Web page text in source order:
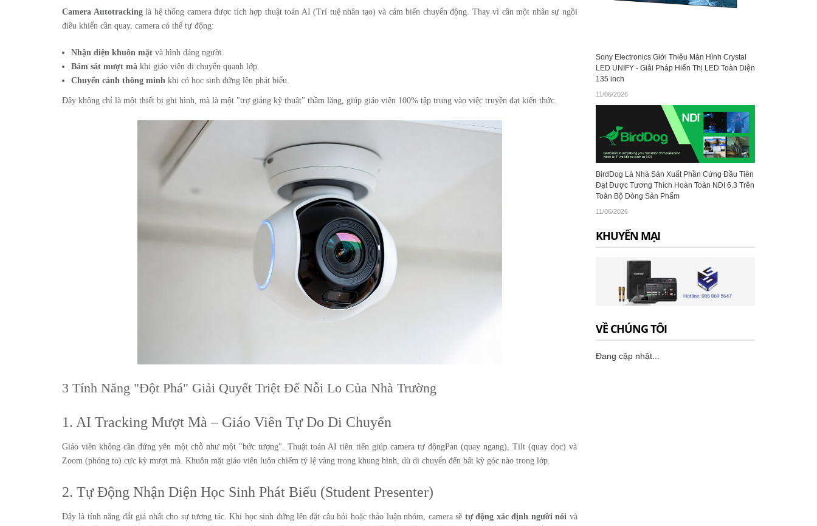
Camera Autotrackinglà hệ thống camera được tích hợp thuật toán AI (Trí tuệ nhân tạo) và cảm biến chuyển động. Thay vì cần một nhân sự ngồi
điều khiển cần quay, camera có thể tự động:
Nhận diện khuôn mặt và hình dáng người.
Bám sát mượt mà khi giáo viên di chuyển quanh lớp.
Chuyển cảnh thông minh khi có học sinh đứng lên phát biểu.
Đây không chỉ là một thiết bị ghi hình, mà là một "trợ giảng kỹ thuật" thầm lặng, giúp giáo viên 100% tập trung vào việc truyền đạt kiến thức.
3 Tính Năng "Đột Phá" Giải Quyết Triệt Để Nỗi Lo Của Nhà Trường
1. AI Tracking Mượt Mà – Giáo Viên Tự Do Di Chuyển
Giáo viên không cần đứng yên một chỗ như một "bức tượng". Thuật toán AI tiên tiến giúp camera tự độngPan (quay ngang), Tilt (quay dọc) và
Zoom (phóng to) cực kỳ mượt mà. Khuôn mặt giáo viên luôn chiếm tỷ lệ vàng trong khung hình, dù di chuyển đến bất kỳ góc nào trong lớp.
2. Tự Động Nhận Diện Học Sinh Phát Biểu (Student Presenter)
Đây là tính năng đắt giá nhất cho sự tương tác. Khi học sinh đứng lên đặt câu hỏi hoặc thảo luận nhóm, camera sẽ tự động xác định người nói và
Sony Electronics Giới Thiệu Màn Hình Crystal
LED UNIFY - Giải Pháp Hiển Thị LED Toàn Diện
135 inch
11/06/2026
BirdDog Là Nhà Sản Xuất Phần Cứng Đầu Tiên
Đạt Được Tương Thích Hoàn Toàn NDI 6.3 Trên
Toàn Bộ Dòng Sản Phẩm
11/06/2026
KHUYẾN MẠI
VỀ CHÚNG TÔI
Đang cập nhật...